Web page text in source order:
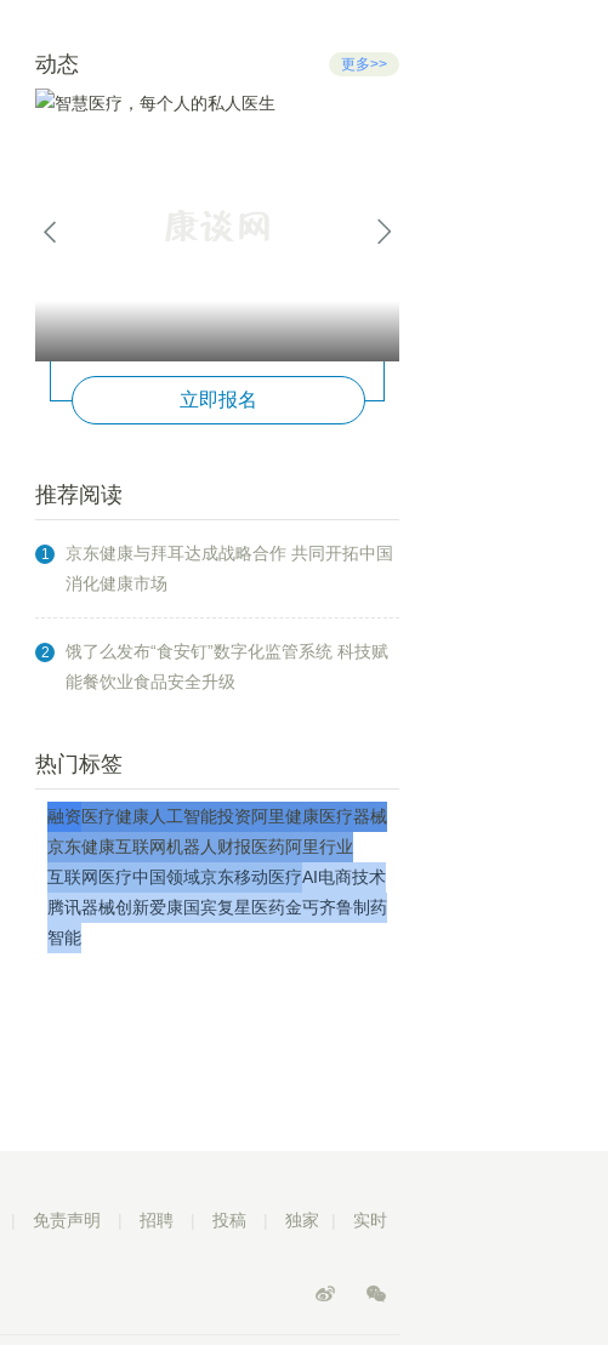
动态 更多>>
立即报名
推荐阅读
1
京东健康与拜耳达成战略合作 共同开拓中国
消化健康市场
2
饿了么发布“食安钉”数字化监管系统 科技赋
能餐饮业食品安全升级
热门标签
融资医疗健康人工智能投资阿里健康医疗器械
京东健康互联网机器人 财报医药阿里行业
互联网医疗中国领域京东移动医疗AI电商技术
腾讯器械创新爱康国宾复星医药金丐齐鲁制药
智能
免责声明 招聘 投稿 独家 实时